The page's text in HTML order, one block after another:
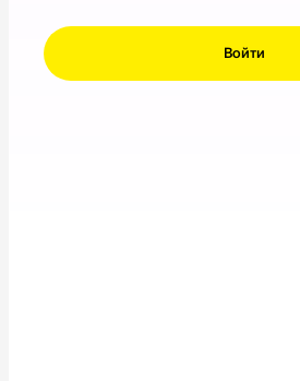
Войти